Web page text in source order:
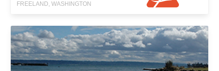
FREELAND, WASHINGTON